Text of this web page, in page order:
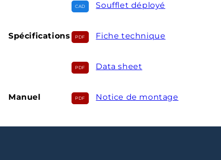
Soufflet déployé
Spécifications Fiche technique
Data sheet
Manuel Notice de montage